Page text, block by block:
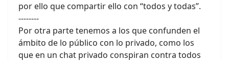
por ello que compartir ello con “todos y todas”.
--------
Por otra parte tenemos a los que confunden el
ámbito de lo público con lo privado, como los
que en un chat privado conspiran contra todos